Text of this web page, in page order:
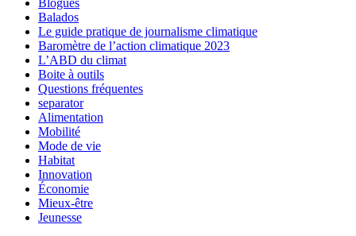
Balados
Le guide pratique de journalisme climatique
Baromètre de l’action climatique 2023
L’ABD du climat
Boite à outils
Questions fréquentes
separator
Alimentation
Mobilité
Mode de vie
Habitat
Innovation
Économie
Mieux-être
Jeunesse